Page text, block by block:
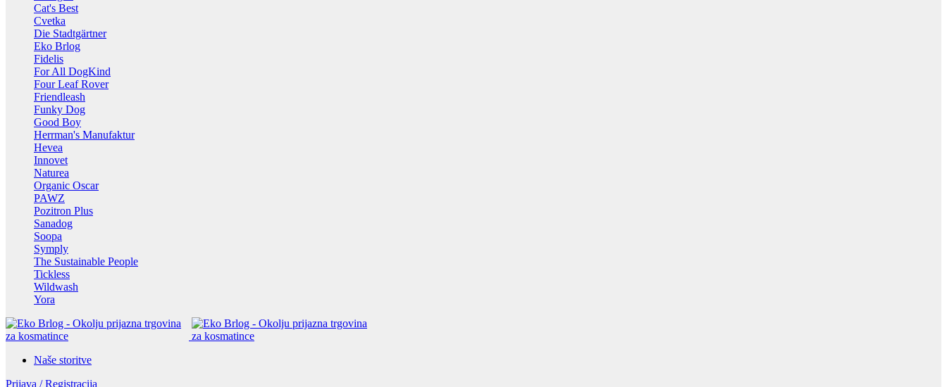
Cat's Best
Cvetka
Die Stadtgärtner
Eko Brlog
Fidelis
For All DogKind
Four Leaf Rover
Friendleash
Funky Dog
Good Boy
Herrman's Manufaktur
Hevea
Innovet
Naturea
Organic Oscar
PAWZ
Pozitron Plus
Sanadog
Soopa
Symply
The Sustainable People
Tickless
Wildwash
Yora
Naše storitve
Prijava / Registracija